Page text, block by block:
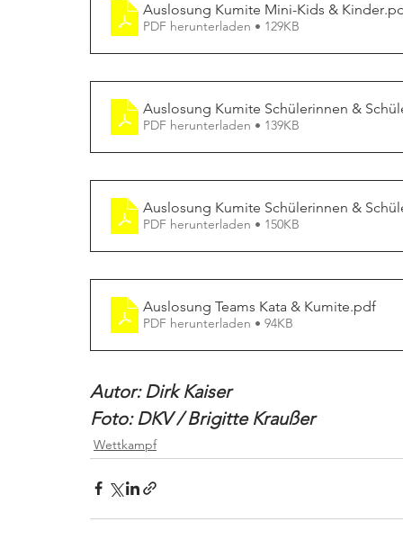
Auslosung Kumite Mini-Kids & Kinder
PDF herunterladen • 129KB
Auslosung Kumite Schülerinnen &
PDF herunterladen • 139KB
Auslosung Kumite Schülerinnen &
PDF herunterladen • 150KB
Auslosung Teams Kata & Kumite.pdf
PDF herunterladen • 94KB
Autor: Dirk Kaiser
Foto: DKV / Brigitte Kraußer
Wettkampf